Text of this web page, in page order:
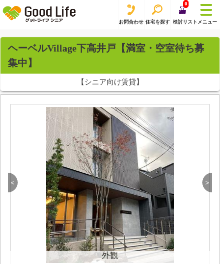
お問合わせ 住宅を探す
0
検討リスト メニュー
ヘーベルVillage下高井戸【満室・空室待ち募
集中】
【シニア向け賃貸】
<
外観
>